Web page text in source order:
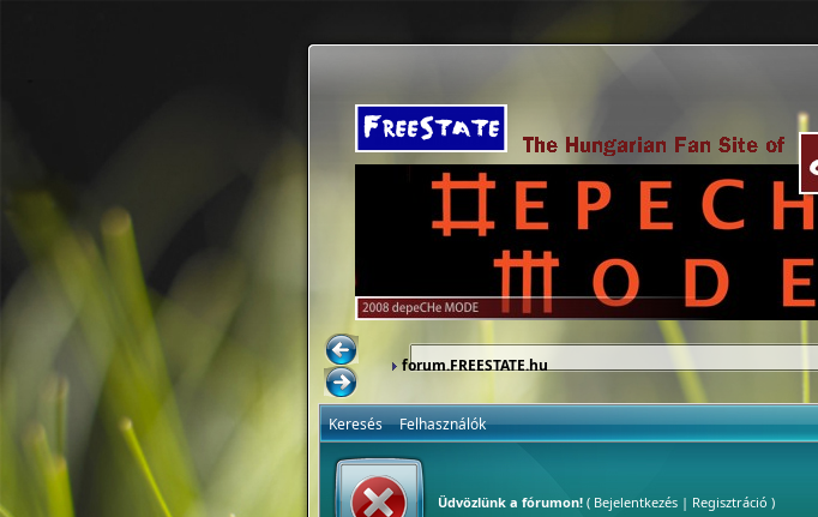
forum.FREESTATE.hu
Keresés Felhasználók
Üdvözlünk a fórumon!( Bejelentkezés| Regisztráció )